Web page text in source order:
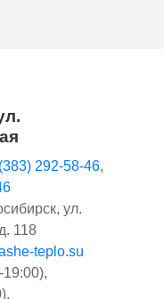
292-58-46,
ул.
118
teplo.su